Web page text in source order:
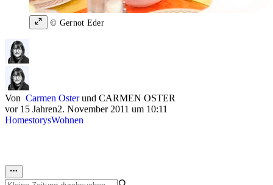
© Gernot Eder
Von Carmen Osterund CARMEN OSTER
vor 15 Jahren2. November 2011 um 10:11
HomestorysWohnen